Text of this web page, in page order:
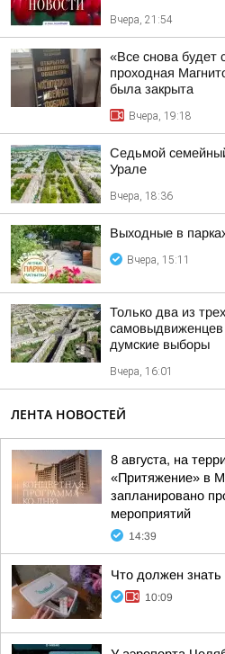
Вчера, 21:54
«Все снова будет
проходная
была закрыта
Вчера, 19:18
Седьмой
Урале
Вчера, 18:36
Выходные в
Вчера, 15:11
Только два из
самовыдвиженцев
думские выборы
Вчера, 16:01
ЛЕНТА НОВОСТЕЙ
8 августа, на
«Притяжение» в
запланировано
мероприятий
14:39
Что должен
10:09